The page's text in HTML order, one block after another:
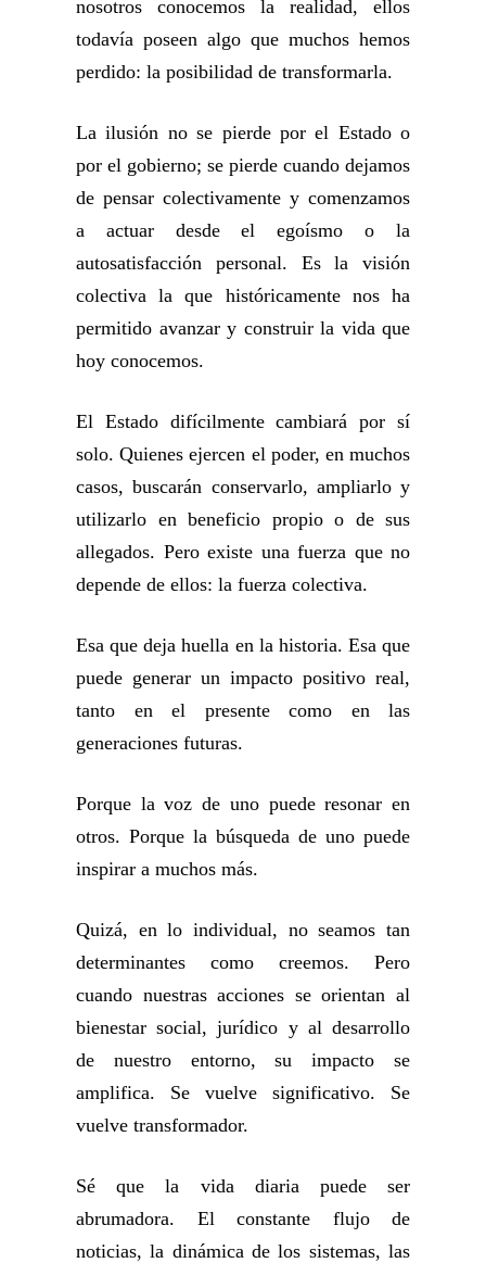
nosotros conocemos la realidad, ellos
todavía poseen algo que muchos hemos
perdido: la posibilidad de transformarla.
La ilusión no se pierde por el Estado o
por el gobierno; se pierde cuando dejamos
de pensar colectivamente y comenzamos
a actuar desde el egoísmo o la
autosatisfacción personal. Es la visión
colectiva la que históricamente nos ha
permitido avanzar y construir la vida que
hoy conocemos.
El Estado difícilmente cambiará por sí
solo. Quienes ejercen el poder, en muchos
casos, buscarán conservarlo, ampliarlo y
utilizarlo en beneficio propio o de sus
allegados. Pero existe una fuerza que no
depende de ellos: la fuerza colectiva.
Esa que deja huella en la historia. Esa que
puede generar un impacto positivo real,
tanto en el presente como en las
generaciones futuras.
Porque la voz de uno puede resonar en
otros. Porque la búsqueda de uno puede
inspirar a muchos más.
Quizá, en lo individual, no seamos tan
determinantes como creemos. Pero
cuando nuestras acciones se orientan al
bienestar social, jurídico y al desarrollo
de nuestro entorno, su impacto se
amplifica. Se vuelve significativo. Se
vuelve transformador.
Sé que la vida diaria puede ser
abrumadora. El constante flujo de
noticias, la dinámica de los sistemas, las